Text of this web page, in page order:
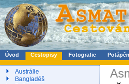
Úvod Cestopisy Fotografie
Austrálie
Bangladéš